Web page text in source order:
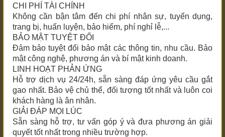
CHI PHÍ TÀI CHÍNH
Không cần bận tâm đến chi phí nhân sự, tuyển dụng,
trang bị, huấn luyện, bảo hiểm, phí nghỉ lễ,...
BẢO MẬT TUYỆT ĐỐI
Đảm bảo tuyệt đối bảo mật các thông tin, nhu cầu. Bảo
mật công nghệ, phương án và bí mật kinh doanh.
LINH HOẠT PHẢN ỨNG
Hỗ trợ dịch vụ 24/24h, sẵn sàng đáp ứng yêu cầu gắt
gao nhất. Bảo vệ chủ thể, đối tượng tốt nhất và luôn coi
khách hàng là ân nhân.
GIẢI ĐÁP MỌI LÚC
Sẵn sàng hỗ trợ, tư vấn góp ý và đưa phương án giải
quyết tốt nhất trong nhiều trường hợp.